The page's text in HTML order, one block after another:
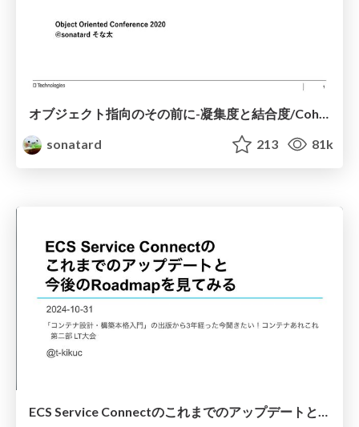
sonatard
213 81k
ECS Service Connectのこれまでのアップデートと今後のRoadmapを見てみる